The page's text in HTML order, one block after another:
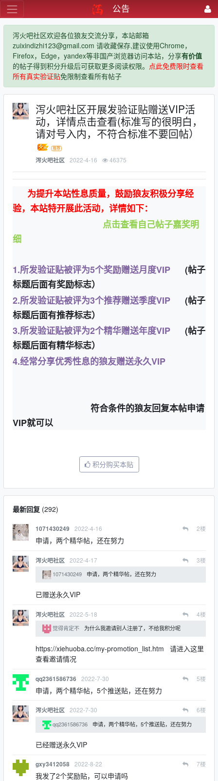
公告
泻火吧社区欢迎各位狼友交流分享，本站邮箱
zuixindizhi123@gmail.com 请收藏保存,建议使用Chrome，
Firefox，Edge，yandex等非国产浏览器访问本站，分享有价值
的帖子得到积分升级后可获取更多阅读权限。 点此免费限时查看
所有真实验证贴免限制查看所有帖子
泻火吧社区开展发验证贴赠送VIP活
动，详情点击查看(标准写的很明白，
请对号入内，不符合标准不要回帖）
泻火吧社区 2022-4-16 46375
为提升本站性息质量，鼓励狼友积极分享经
验，本站特开展此活动，详情如下：
点击查看自己帖子嘉奖明
细
1.所发验证贴被评为5个奖励赠送月度VIP
(帖子
标题后面有奖励标志）
2.所发验证贴被评为3个推荐赠送季度VIP
(帖子
标题后面有推荐标志）
3.所发验证贴被评为2个精华赠送年度VIP
(帖子
标题后面有精华标志）
4.经常分享优秀性息的狼友赠送永久VIP
符合条件的狼友回复本帖申请
VIP就可以
积分购买本贴
最新回复(292)
1071430249 2022-4-16 2楼
申请，两个精华帖，还在努力
泻火吧社区 2022-4-17 3楼
1071430249 申请，两个精华帖，还在努力
已赠送永久VIP
泻火吧社区 2022-5-18 4楼
觉得肯定不 为什么我邀请别人注册了，不给我积分呢
https://xiehuoba.cc/my-promotion_list.htm 请进入这里
查看邀请情况
qq2361586736 2022-7-30 5楼
申请，两个精华帖，5个推送贴，还在努力
泻火吧社区 2022-7-30 6楼
qq2361586736 申请，两个精华帖，5个推送贴，还在努力
已经赠送永久VIP
gxy3412058 2022-8-22 7楼
我发了2个奖励贴，可以申请吗